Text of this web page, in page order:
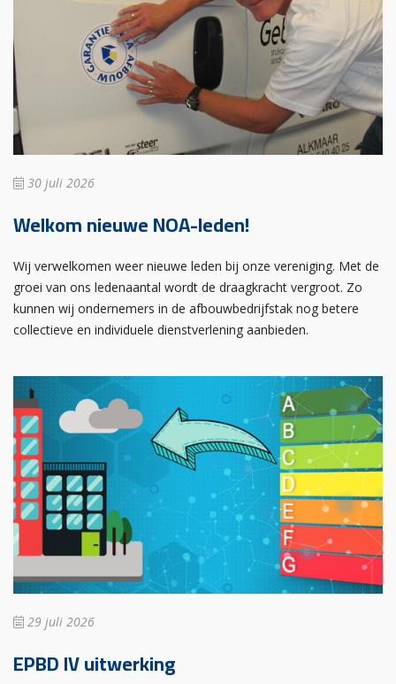
30 juli 2026
Welkom nieuwe NOA-leden!
Wij verwelkomen weer nieuwe leden bij onze vereniging. Met de
groei van ons ledenaantal wordt de draagkracht vergroot. Zo
kunnen wij ondernemers in de afbouwbedrijfstak nog betere
collectieve en individuele dienstverlening aanbieden.
29 juli 2026
EPBD IV uitwerking